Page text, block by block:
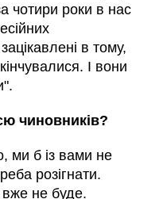
чотири роки в нас
в тому,
І вони
чиновників?
ми б із вами не
розігнати.
вже не буде.